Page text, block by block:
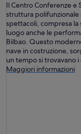
Il Centro Conferenze e
struttura polifunzionale
spettacoli, compresa
luogo anche le
Bilbao. Questo
nave in costruzione,
un tempo si trovavano
Maggiori informazioni